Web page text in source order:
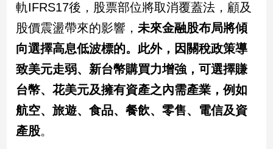
生
活
建
築/
室
設
軌IFRS17後，股票部位將取消覆蓋法，顧及
股價震盪帶來的影響， 未來金融股布局將傾
向選擇高息低波標的。此外，因關稅政策導
致美元走弱、新台幣購買力增強，可選擇賺
台幣、花美元及擁有資產之內需產業，例如
航空、旅遊、食品、餐飲、零售、電信及資
產股。